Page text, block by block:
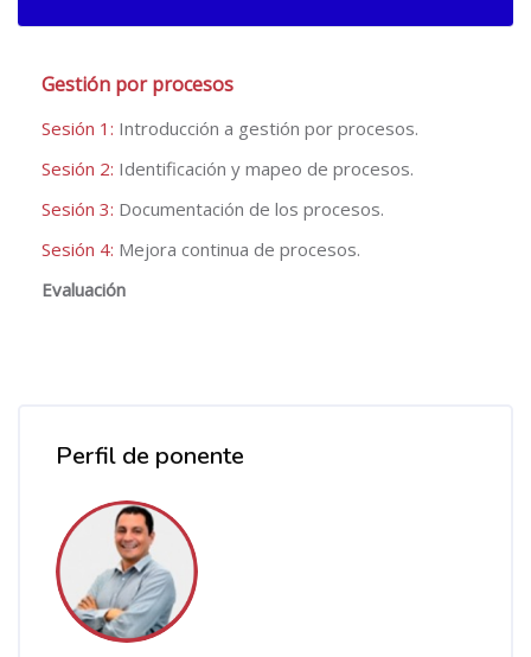
Gestión por procesos
Sesión 1: Introducción a gestión por procesos.
Sesión 2: Identificación y mapeo de procesos.
Sesión 3: Documentación de los procesos.
Sesión 4: Mejora continua de procesos.
Evaluación
Perfil de ponente